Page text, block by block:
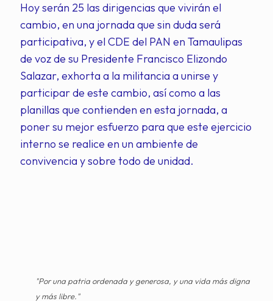
Hoy serán 25 las dirigencias que vivirán el
cambio, en una jornada que sin duda será
participativa, y el CDE del PAN en Tamaulipas
de voz de su Presidente Francisco Elizondo
Salazar, exhorta a la militancia a unirse y
participar de este cambio, así como a las
planillas que contienden en esta jornada, a
poner su mejor esfuerzo para que este ejercicio
interno se realice en un ambiente de
convivencia y sobre todo de unidad.
"Por una patria ordenada y generosa, y una vida más digna
y más libre."